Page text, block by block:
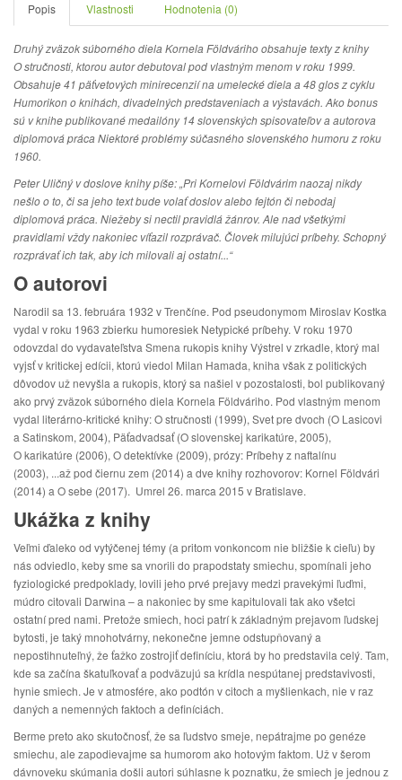
Popis Vlastnosti Hodnotenia (0)
Druhý zväzok súborného diela Kornela Földváriho obsahuje texty z knihy
O stručnosti, ktorou autor debutoval pod vlastným menom v roku 1999.
Obsahuje 41 päťvetových minirecenzií na umelecké diela a 48 glos z cyklu
Humorikon o knihách, divadelných predstaveniach a výstavách. Ako bonus
sú v knihe publikované medailóny 14 slovenských spisovateľov a autorova
diplomová práca Niektoré problémy súčasného slovenského humoru z roku
1960.
Peter Uličný v doslove knihy píše: „Pri Kornelovi Földvárim naozaj nikdy
nešlo o to, či sa jeho text bude volať doslov alebo fejtón či nebodaj
diplomová práca. Niežeby si nectil pravidlá žánrov. Ale nad všetkými
pravidlami vždy nakoniec víťazil rozprávač. Človek milujúci príbehy. Schopný
rozprávať ich tak, aby ich milovali aj ostatní...“
O autorovi
Narodil sa 13. februára 1932 v Trenčíne. Pod pseudonymom Miroslav Kostka
vydal v roku 1963 zbierku humoresiek Netypické príbehy. V roku 1970
odovzdal do vydavateľstva Smena rukopis knihy Výstrel v zrkadle, ktorý mal
vyjsť v kritickej edícii, ktorú viedol Milan Hamada, kniha však z politických
dôvodov už nevyšla a rukopis, ktorý sa našiel v pozostalosti, bol publikovaný
ako prvý zväzok súborného diela Kornela Földváriho. Pod vlastným menom
vydal literárno-kritické knihy: O stručnosti (1999), Svet pre dvoch (O Lasicovi
a Satinskom, 2004), Päťadvadsať (O slovenskej karikatúre, 2005),
O karikatúre (2006), O detektívke (2009), prózy: Príbehy z naftalínu
(2003), ...až pod čiernu zem (2014) a dve knihy rozhovorov: Kornel Földvári
(2014) a O sebe (2017). Umrel 26. marca 2015 v Bratislave.
Ukážka z knihy
Veľmi ďaleko od vytýčenej témy (a pritom vonkoncom nie bližšie k cieľu) by
nás odviedlo, keby sme sa vnorili do prapodstaty smiechu, spomínali jeho
fyziologické predpoklady, lovili jeho prvé prejavy medzi pravekými ľuďmi,
múdro citovali Darwina – a nakoniec by sme kapitulovali tak ako všetci
ostatní pred nami. Pretože smiech, hoci patrí k základným prejavom ľudskej
bytosti, je taký mnohotvárny, nekonečne jemne odstupňovaný a
nepostihnuteľný, že ťažko zostrojiť definíciu, ktorá by ho predstavila celý. Tam,
kde sa začína škatuľkovať a podväzujú sa krídla nespútanej predstavivosti,
hynie smiech. Je v atmosfére, ako podtón v citoch a myšlienkach, nie v raz
daných a nemenných faktoch a definíciách.
Berme preto ako skutočnosť, že sa ľudstvo smeje, nepátrajme po genéze
smiechu, ale zapodievajme sa humorom ako hotovým faktom. Už v šerom
dávnoveku skúmania došli autori súhlasne k poznatku, že smiech je jednou z